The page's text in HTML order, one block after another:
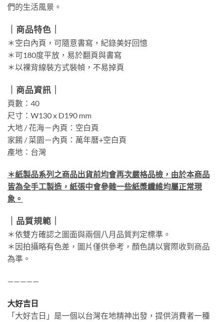
們的生活風景。
｜商品特色｜
＊空白內頁，可隨意書寫，紀錄美好回憶
＊可180度平放，易於翻頁與書寫
＊以裸背線裝方式裝幀，不易掉頁
｜商品資訊｜
頁數：40
尺寸：W130 x D190 mm
大地 / 花海－內頁：空白頁
家餚 / 菜園－內頁：萬年曆+空白頁
產地：台灣
＊紙製品系列之商品出貨前均會再次嚴格品檢，由於本商品
皆為全手工製造，紙張中會參雜一些紙漿纖維均屬正常現
象。
｜品質規範｜
＊依雙方確認之圖面與兩個八月品質判定標準。
＊因拍攝略有色差，圖片僅供參考，顏色請以實際收到商品
為準。
—————
大好吉日
「大好吉日」是一個以台灣在地精神出發，提供消費者一種